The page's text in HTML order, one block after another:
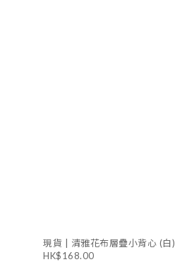
現貨 | 清雅花布層疊小背心 (白)
HK$168.00